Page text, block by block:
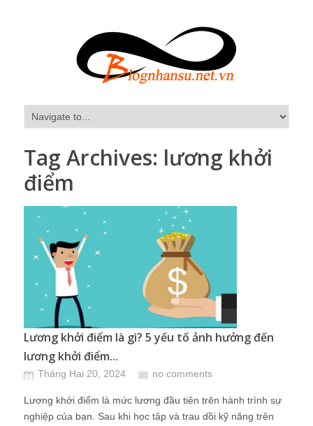
Tag Archives: lương khởi
điểm
Lương khởi điểm là gì? 5 yếu tố ảnh hưởng đến
lương khởi điểm...
Tháng Hai 20, 2024 no comments
Lương khởi điểm là mức lương đầu tiên trên hành trình sự
nghiệp của bạn. Sau khi học tập và trau dồi kỹ năng trên